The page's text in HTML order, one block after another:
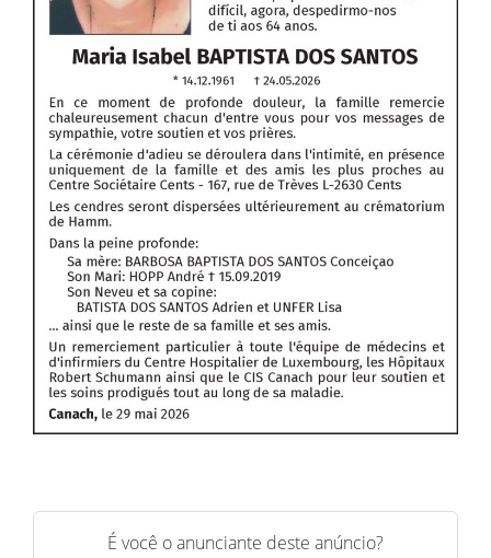
É você o anunciante deste anúncio?